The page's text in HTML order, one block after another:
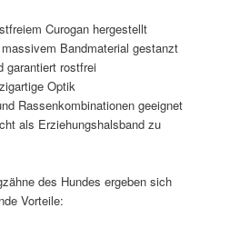
Curogan hergestellt
Bandmaterial gestanzt
garantiert rostfrei
Optik
Rassenkombinationen geeignet
als Erziehungshalsband zu
des Hundes ergeben sich
Vorteile: